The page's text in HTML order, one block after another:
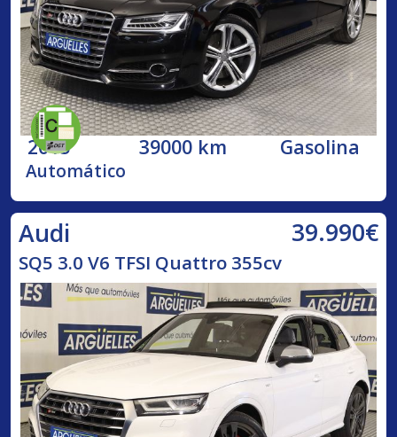
2015 39000 km Gasolina
Automático
Audi 39.990€
SQ5 3.0 V6 TFSI Quattro 355cv